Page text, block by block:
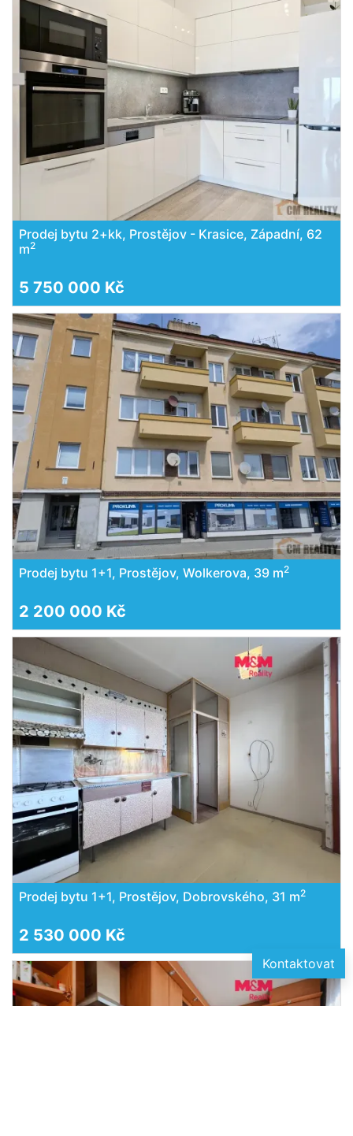
Prodej bytu 2+kk, Prostějov - Krasice, Západní, 62
m2
5 750 000 Kč
Prodej bytu 1+1, Prostějov, Wolkerova, 39 m2
2 200 000 Kč
Prodej bytu 1+1, Prostějov, Dobrovského, 31 m2
2 530 000 Kč
Kontaktovat